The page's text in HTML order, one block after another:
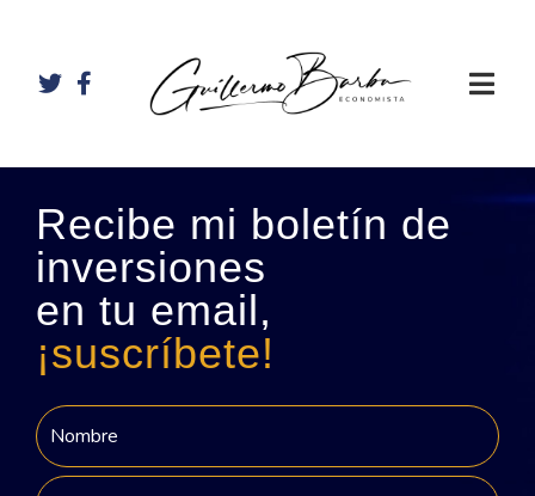
Recibe mi boletín de
inversiones
en tu email,
¡suscríbete!